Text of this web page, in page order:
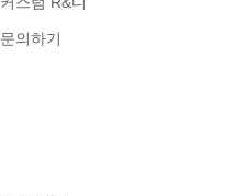
문의하기